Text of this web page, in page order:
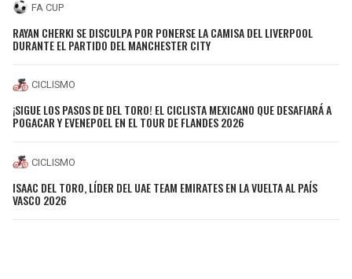
FA CUP
RAYAN CHERKI SE DISCULPA POR PONERSE LA CAMISA DEL LIVERPOOL
DURANTE EL PARTIDO DEL MANCHESTER CITY
CICLISMO
¡SIGUE LOS PASOS DE DEL TORO! EL CICLISTA MEXICANO QUE DESAFIARÁ A
POGACAR Y EVENEPOEL EN EL TOUR DE FLANDES 2026
CICLISMO
ISAAC DEL TORO, LÍDER DEL UAE TEAM EMIRATES EN LA VUELTA AL PAÍS
VASCO 2026